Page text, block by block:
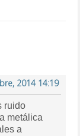
2014 14:19
ruido
metálica
a